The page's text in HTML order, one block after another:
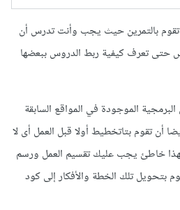
تقوم بالتمرين حيث يجب وأنت تدرس أن
حتى تعرف كيفية ربط الدروس ببعضها
الموجودة في المواقع السابقة
تقوم بتاتخطيط أولا قبل العمل أى لا
خاطئ يجب عليك تقسيم العمل ورسم
بتحويل تلك الخطة والأفكار إلى كود